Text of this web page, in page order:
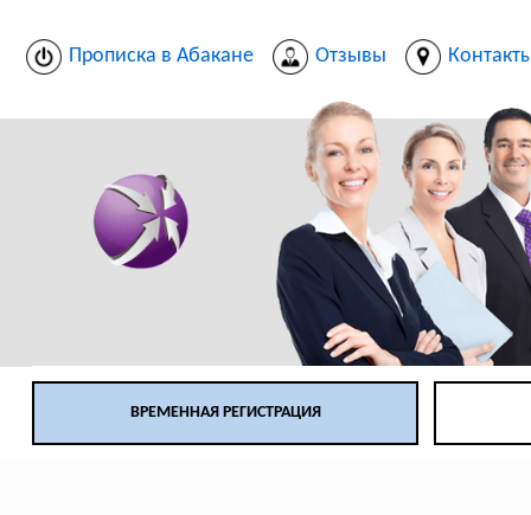
Прописка в Абакане Отзывы
ВРЕМЕННАЯ РЕГИСТРАЦИЯ